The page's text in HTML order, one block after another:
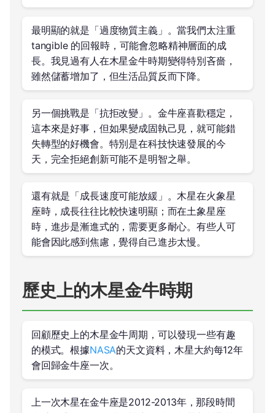
最明顯的就是「過度物質主義」。當我們太注重
tangible 的回報時，可能會忽略精神層面的成
長。我見過有人在木星金牛時期變得特別吝嗇，
雖然儲蓄增加了，但生活品質反而下降。
另一個挑戰是「抗拒改變」。金牛座喜歡穩定，
這本來是好事，但如果變成固執己見，就可能錯
失轉型的好機會。特別是在科技快速發展的今
天，完全拒絕創新可能不是明智之舉。
還有就是「成長速度可能放緩」。木星在火象星
座時，成長往往比較快速明顯；而在土象星座
時，進步是漸進式的，需要更多耐心。有些人可
能會因此感到焦慮，覺得自己進步太慢。
歷史上的木星金牛時期
回顧歷史上的木星金牛周期，可以發現一些有趣
的模式。根據NASA的天文資料，木星大約每12年
會回歸金牛座一次。
上一次木星在金牛座是2012-2013年，那段時間